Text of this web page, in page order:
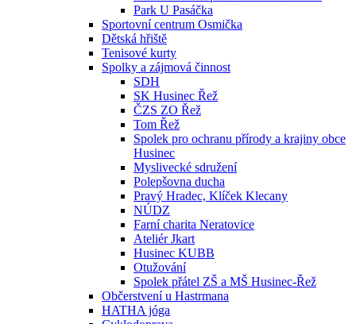
Park U Pasáčka
Sportovní centrum Osmička
Dětská hřiště
Tenisové kurty
Spolky a zájmová činnost
SDH
SK Husinec Řež
ČZS ZO Řež
Tom Řež
Spolek pro ochranu přírody a krajiny obce
Husinec
Myslivecké sdružení
Polepšovna ducha
Pravý Hradec, Klíček Klecany
NÚDZ
Farní charita Neratovice
Ateliér Jkart
Husinec KUBB
Otužování
Spolek přátel ZŠ a MŠ Husinec-Řež
Občerstvení u Hastrmana
HATHA jóga